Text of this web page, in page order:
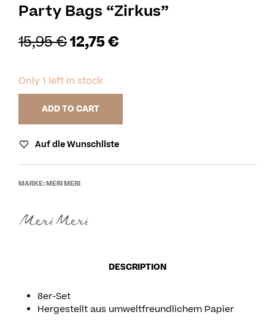
Party Bags “Zirkus”
15,95€12,75€
Only 1 left in stock
ADD TO CART
Auf die Wunschliste
MARKE:MERI MERI
DESCRIPTION
8er-Set
Hergestellt aus umweltfreundlichem Papier